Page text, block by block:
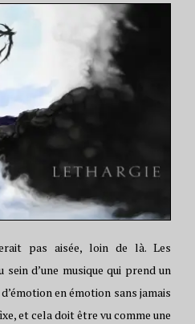
pas aisée, loin de là. Les
d’une musique qui prend un
en émotion sans jamais
et cela doit être vu comme une